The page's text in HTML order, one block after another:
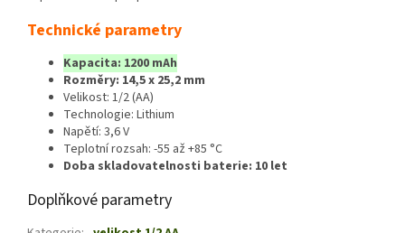
Technické parametry
Kapacita: 1200 mAh
Rozměry: 14,5 x 25,2 mm
Velikost: 1/2 (AA)
Technologie: Lithium
Napětí: 3,6 V
Teplotní rozsah: -55 až +85 °C
Doba skladovatelnosti baterie: 10 let
Doplňkové parametry